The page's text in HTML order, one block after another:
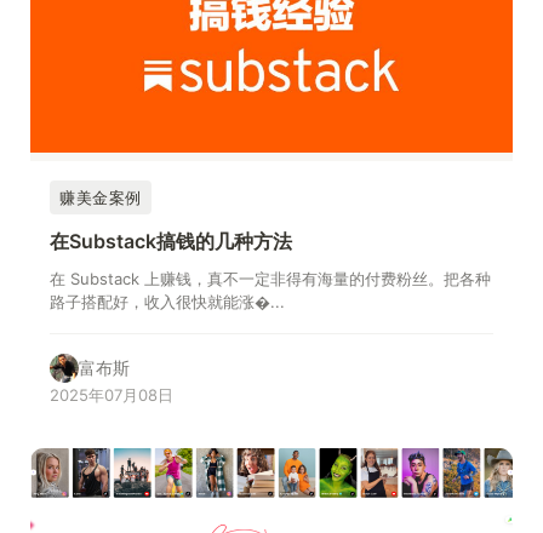
赚美金案例
在Substack搞钱的几种方法
在 Substack 上赚钱，真不一定非得有海量的付费粉丝。把各种
路子搭配好，收入很快就能涨�...
富布斯
2025年07月08日